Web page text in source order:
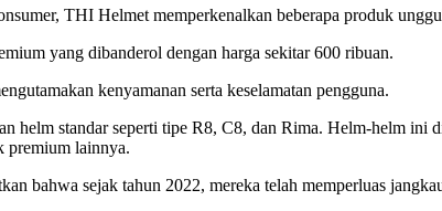
THI Helmet memperkenalkan beberapa produk
yang dibanderol dengan harga sekitar 600 ribuan.
kenyamanan serta keselamatan pengguna.
helm standar seperti tipe R8, C8, dan Rima. Helm-helm ini
premium lainnya.
bahwa sejak tahun 2022, mereka telah memperluas